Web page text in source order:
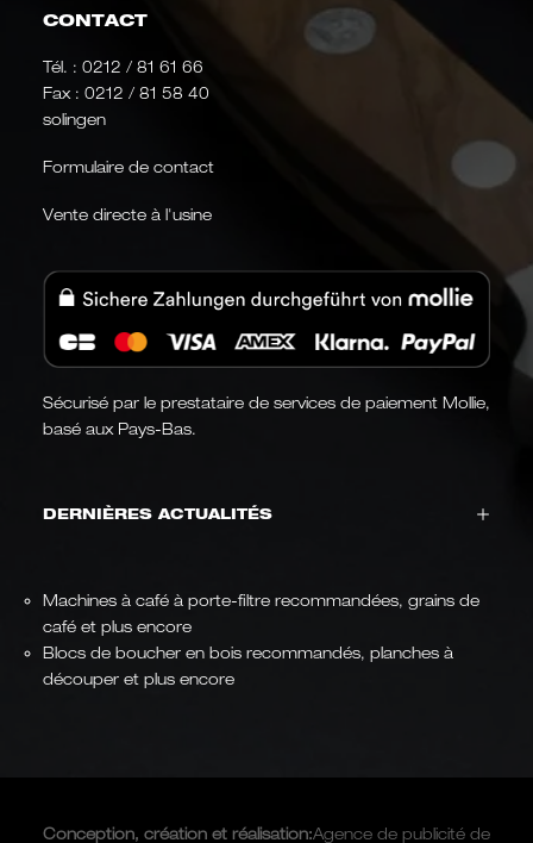
CONTACT
Tél. : 0212 / 81 61 66
Fax : 0212 / 81 58 40
solingen
Formulaire de contact
Vente directe à l'usine
Sécurisé par le prestataire de services de paiement Mollie,
basé aux Pays-Bas.
DERNIÈRES ACTUALITÉS
Machines à café à porte-filtre recommandées, grains de
café et plus encore
Blocs de boucher en bois recommandés, planches à
découper et plus encore
Conception, création et réalisation:Agence de publicité de